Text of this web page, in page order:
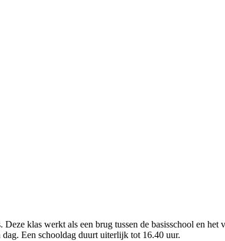
klas werkt als een brug tussen de basisschool en het
Een schooldag duurt uiterlijk tot 16.40 uur.